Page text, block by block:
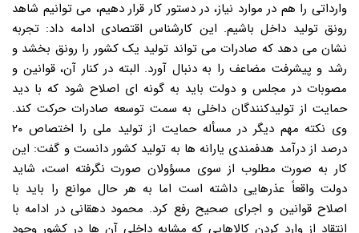
وارداتی را هم در موارد نیاز، در دستور کار قرار دهیم، می توانیم شاهد
رونق تولید داخل باشیم. این کارشناس اقتصادی ادامه داد: تجربه
نشان می دهد که صادرات می تواند تولید یک کشور را رونق بخشد و
رشد و پیشرفت مضاعف را به دنبال آورد. البته در کنار آن، قوانین و
مصوبات در مجلس و دولت باید به گونه ای اصلاح شود که با دید
حمایت از تولیدکنندگان داخلی به سمت توسعه صادرات حرکت کند.
وی نکته مهم دیگر در مسأله حمایت از تولید ملی را اختصاص ۲۰
درصد از درآمد هدفمندی یارانه ها به تولید کشور دانست و گفت: این
کار به صورت مطلوب از سوی مسؤولان صورت نگرفته است، شاید
دولت واقعاً عذرهایی داشته است اما به هر حال موانع را باید با
اصلاح قوانین و اجرای صحیح رفع کرد. محمود دهقانی در ادامه با
انتقاد از وارد کردن کالاهایی که مشابه داخلی آن ها در کشور وجود